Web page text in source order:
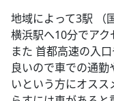
地域によって3駅 （
横浜駅へ10分でアク
また 首都高速の入
良いので車での通
いという方にオス